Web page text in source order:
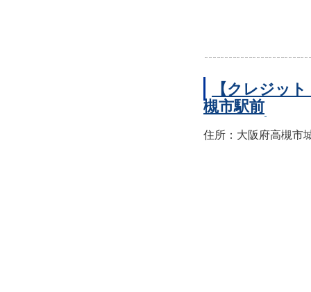
【クレジッ
槻市駅前
住所：大阪府高槻市